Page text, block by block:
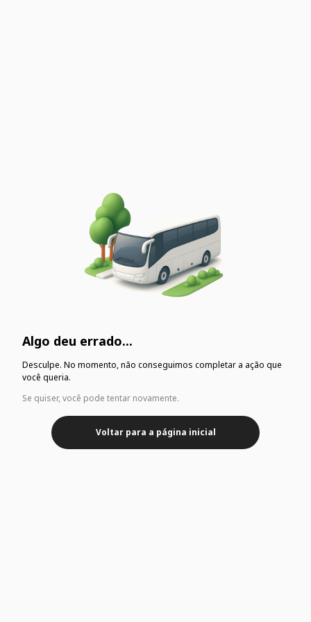
Algo deu errado...
Desculpe. No momento, não conseguimos completar a ação que
você queria.
Se quiser, você pode tentar novamente.
Voltar para a página inicial